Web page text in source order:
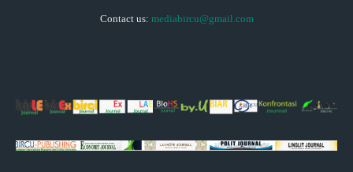
Contact us: mediabircu@gmail.com